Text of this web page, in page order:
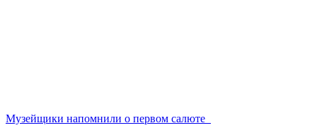
Музейщики напомнили о первом салюте